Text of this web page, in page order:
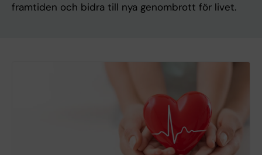
framtiden och bidra till nya genombrott för livet.